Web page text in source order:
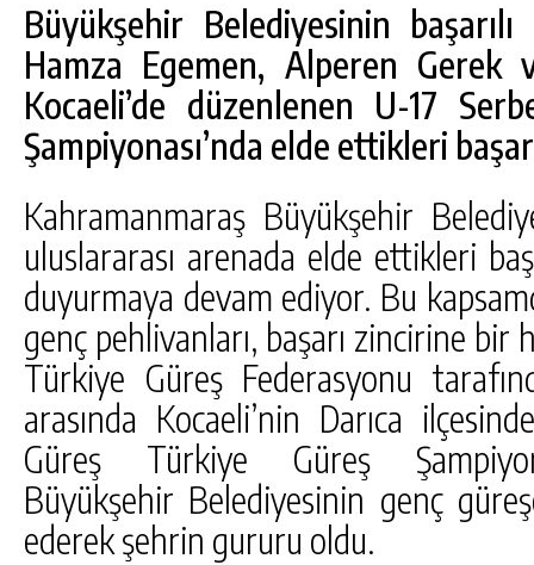
Büyükşehir Belediyesinin
Hamza Egemen, Alperen Gerek
Kocaeli’de düzenlenen U-17
Şampiyonası’nda elde ettikleri
Kahramanmaraş Büyükşehir
uluslararası arenada elde ettikleri
duyurmaya devam ediyor. Bu
genç pehlivanları, başarı zincirine bir
Türkiye Güreş Federasyonu
arasında Kocaeli’nin Darıca
Güreş Türkiye Güreş
Büyükşehir Belediyesinin genç
ederek şehrin gururu oldu.